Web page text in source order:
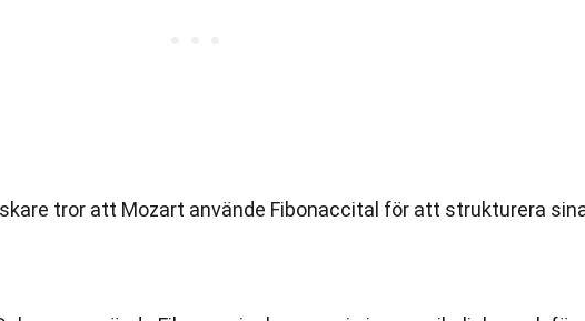
tror att Mozart använde Fibonaccital för att strukturera